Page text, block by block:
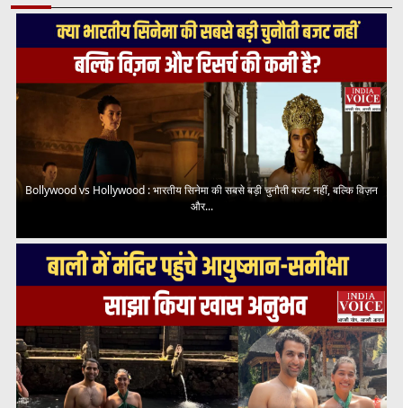
Bollywood vs Hollywood : भारतीय सिनेमा की सबसे बड़ी चुनौती बजट नहीं, बल्कि विज़न
और...